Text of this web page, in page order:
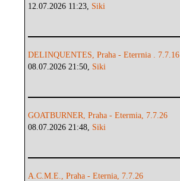
12.07.2026 11:23, Siki
DELINQUENTES, Praha - Eterrnia . 7.7.16
08.07.2026 21:50, Siki
GOATBURNER, Praha - Etermia, 7.7.26
08.07.2026 21:48, Siki
A.C.M.E., Praha - Eternia, 7.7.26